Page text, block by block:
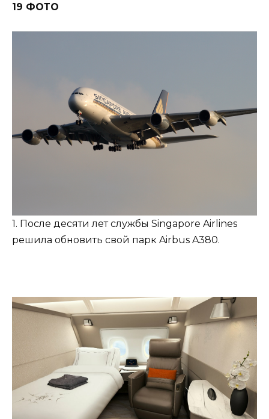
19 ФОТО
1. После десяти лет службы Singapore Airlines
решила обновить свой парк Airbus A380.